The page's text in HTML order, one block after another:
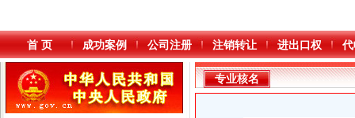
首 页 成功案例 公司注册 注销转让 进出口权
专业核名